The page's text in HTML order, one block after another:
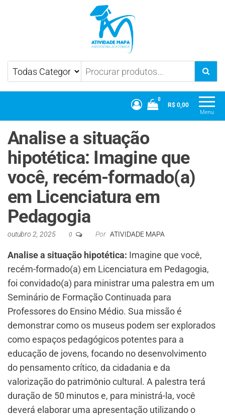
Atividade Mapa Mapa UniCesumar
Menu
0
R$ 0,00
Analise a situação
hipotética: Imagine que
você, recém-formado(a)
em Licenciatura em
Pedagogia
outubro 2, 2025 0 Por ATIVIDADE MAPA
Analise a situação hipotética: Imagine que você,
recém-formado(a) em Licenciatura em Pedagogia,
foi convidado(a) para ministrar uma palestra em um
Seminário de Formação Continuada para
Professores do Ensino Médio. Sua missão é
demonstrar como os museus podem ser explorados
como espaços pedagógicos potentes para a
educação de jovens, focando no desenvolvimento
do pensamento crítico, da cidadania e da
valorização do patrimônio cultural. A palestra terá
duração de 50 minutos e, para ministrá-la, você
deverá elaborar uma apresentação utilizando o